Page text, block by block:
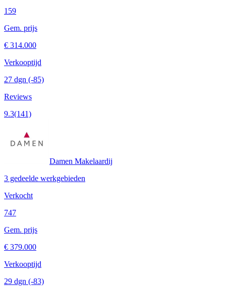
159
Gem. prijs
€ 314.000
Verkooptijd
27 dgn (-85)
Reviews
9.3(141)
Damen Makelaardij
3 gedeelde werkgebieden
Verkocht
747
Gem. prijs
€ 379.000
Verkooptijd
29 dgn (-83)